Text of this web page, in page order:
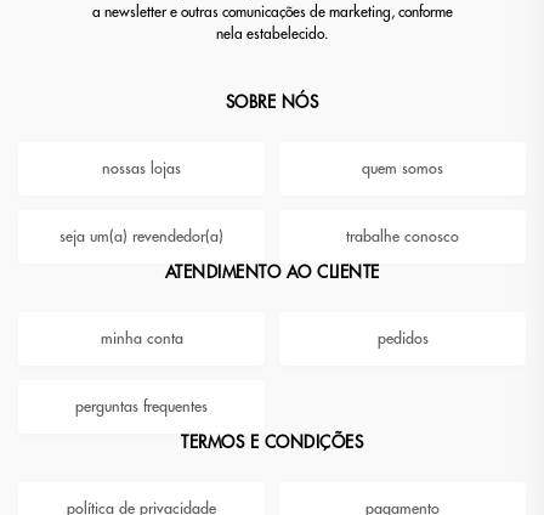
a newsletter e outras comunicações de marketing, conforme
nela estabelecido.
SOBRE NÓS
nossas lojas quem somos
seja um(a) revendedor(a) trabalhe conosco
ATENDIMENTO AO CLIENTE
minha conta pedidos
perguntas frequentes
TERMOS E CONDIÇÕES
política de privacidade pagamento